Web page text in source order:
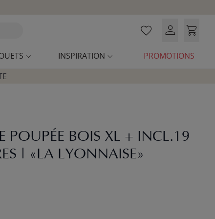
INSPIRATION
PROMOTIONS
POUPÉE BOIS XL + INCL.19
| «LA LYONNAISE»